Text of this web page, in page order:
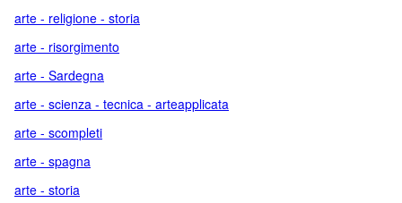
arte - religione - storia
arte - risorgimento
arte - Sardegna
arte - scienza - tecnica - arteapplicata
arte - scompleti
arte - spagna
arte - storia